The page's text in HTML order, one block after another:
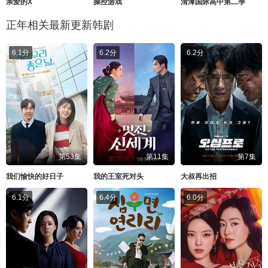
亲爱的X 操控游戏 清潭国际高中第二季
正年相关最新更新韩剧
6.1分
第53集
我们愉快的好日子
6.2分
第11集
我的王室死对头
6.2分
第7集
大叔再出招
6.1分 6.4分 6.0分